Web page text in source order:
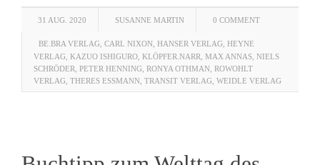
31 AUG. 2020 SUSANNE MARTIN 0 COMMENT
BE.BRA VERLAG CARL NIXON HANSER VERLAG HEYNE
VERLAG KAZUO ISHIGURO KLÖPFER.NARR MAX ANNAS NIELS
SCHRÖDER PETER HENNING RONYA OTHMAN ROWOHLT
VERLAG THERES ESSMANN TRANSIT VERLAG WEIDLE VERLAG